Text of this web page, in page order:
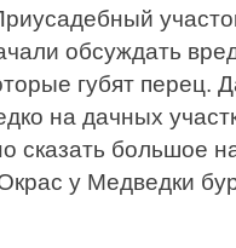
обсуждать
губят перец.
на дачных
сказать большое
у Медведки